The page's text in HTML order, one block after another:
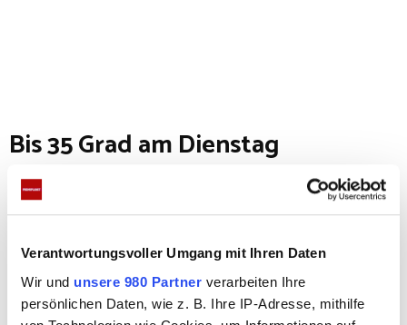
Verantwortungsvoller Umgang mit Ihren Daten
Wir und unsere 980 Partner verarbeiten Ihre
persönlichen Daten, wie z. B. Ihre IP-Adresse, mithilfe
Bis 35 Grad am Dienstag
„Heute, morgen und am Mittwoch werden über 30
Grad erreicht, teilweise am Dienstag bis zu 35
Grad. Eine ungewöhnlicher Hitze für den Monat
aber nicht kalt. Ein echter Temperatursturz wird es